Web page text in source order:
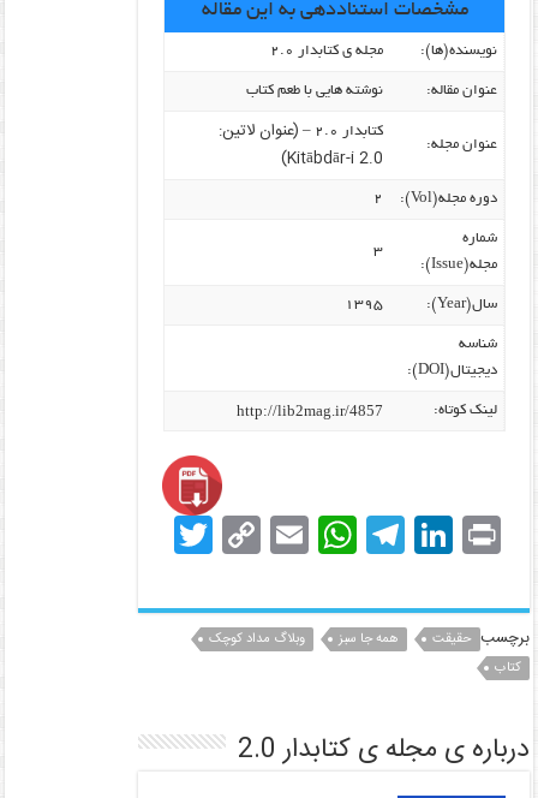
مشخصات استناددهی به این مقاله
نویسنده‌(ها): مجله ی کتابدار ۲.۰
عنوان مقاله: نوشته هایی با طعم کتاب
عنوان مجله:
کتابدار ۲.۰ –
(عنوان لاتین:
Kitābdār-i 2.0)
دوره مجله(Vol): ۲
شماره
مجله(Issue):
۳
سال(Year): ۱۳۹۵
شناسه
دیجیتال(DOI):
لینک کوتاه: http://lib2mag.ir/4857
Pr
in
t
Li
n
k
e
n
T
el
e
gr
m
W
h
at
s
p
p
E
m
ai
l
C
o
p
y
n
k
T
w
itt برچسب حقیقت همه جا سبز
وبلاگ مداد کوچک
کتاب
درباره ی مجله ی کتابدار 2.0